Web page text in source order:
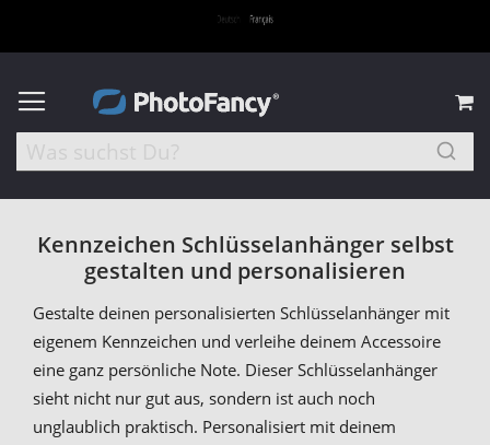
Kennzeichen Schlüsselanhänger selbst
gestalten und personalisieren
Gestalte deinen personalisierten Schlüsselanhänger mit
eigenem Kennzeichen und verleihe deinem Accessoire
eine ganz persönliche Note. Dieser Schlüsselanhänger
sieht nicht nur gut aus, sondern ist auch noch
unglaublich praktisch. Personalisiert mit deinem